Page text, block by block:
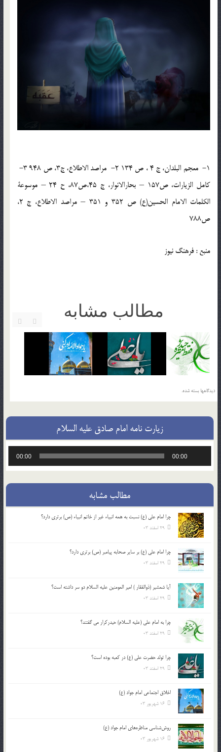
1- معجم البلدان، ج 4 ، ص 134 2- مراصد الاطلاع، ج3، ص 948 3-
کامل الزیارات، ص157 – بحارالانوار، ج 45،ص87، ح 24 – موسوعة
الکلمات الامام الحسین(ع) ص 352 و 351 – مراصد الاطلاع، ج 2،
ص788
منبع : فرهنگ نیوز
مطالب مشابه
دیدگاهها بسته شده.
زیارت نامه امام صادق علیه السلام
00:00
00:00
مطالب مشابه
چرا امام علی (ع) نسبت به همه انبیاء غیر از خاتم انبیاء (ص) برتری دارد؟
29 اسفند 03
چرا امام علی (ع) بر سایر صحابه پیامبر (ص) برتری دارد؟
29 اسفند 03
آیا شمشیر (ذوالفقار ) امیر المومنین علیه السلام دو سر داشته است؟
29 اسفند 03
چرا به امام علی (علیه السلام) حیدرکرار می گفتند؟
29 اسفند 03
چرا تولد حضرت علی (ع) در کعبه بوده است؟
29 اسفند 03
اخلاق اجتماعی امام جواد (ع)
16 شهریور 03
روش‌شناسی مناظره‌های امام جواد (ع)
16 شهریور 03